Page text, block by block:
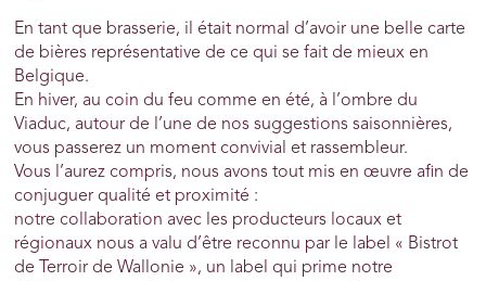
En tant que brasserie, il était normal d’avoir une belle carte
de bières représentative de ce qui se fait de mieux en
Belgique.
En hiver, au coin du feu comme en été, à l’ombre du
Viaduc, autour de l’une de nos suggestions saisonnières,
vous passerez un moment convivial et rassembleur.
Vous l’aurez compris, nous avons tout mis en œuvre afin de
conjuguer qualité et proximité :
notre collaboration avec les producteurs locaux et
régionaux nous a valu d’être reconnu par le label « Bistrot
de Terroir de Wallonie », un label qui prime notre